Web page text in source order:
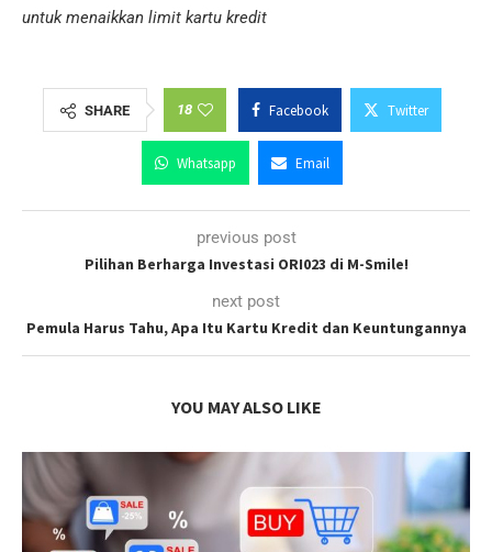
untuk menaikkan limit kartu kredit
SHARE 18 Facebook Twitter
Whatsapp Email
previous post
Pilihan Berharga Investasi ORI023 di M-Smile!
next post
Pemula Harus Tahu, Apa Itu Kartu Kredit dan Keuntungannya
YOU MAY ALSO LIKE